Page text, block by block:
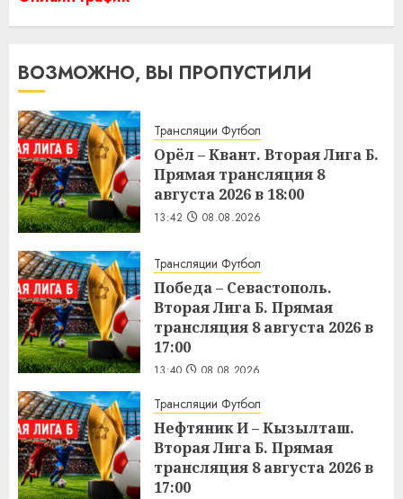
ВОЗМОЖНО, ВЫ ПРОПУСТИЛИ
Трансляции Футбол
Орёл – Квант. Вторая Лига Б.
Прямая трансляция 8
августа 2026 в 18:00
13:42 08.08.2026
Трансляции Футбол
Победа – Севастополь.
Вторая Лига Б. Прямая
трансляция 8 августа 2026 в
17:00
13:40 08.08.2026
Трансляции Футбол
Нефтяник И – Кызылташ.
Вторая Лига Б. Прямая
трансляция 8 августа 2026 в
17:00